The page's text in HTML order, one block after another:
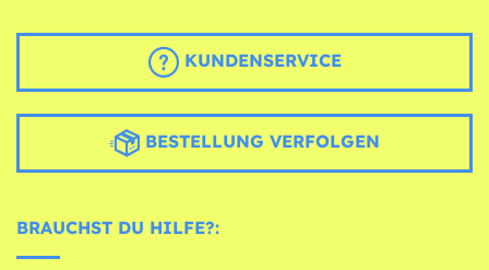
KUNDENSERVICE
BESTELLUNG VERFOLGEN
BRAUCHST DU HILFE?: